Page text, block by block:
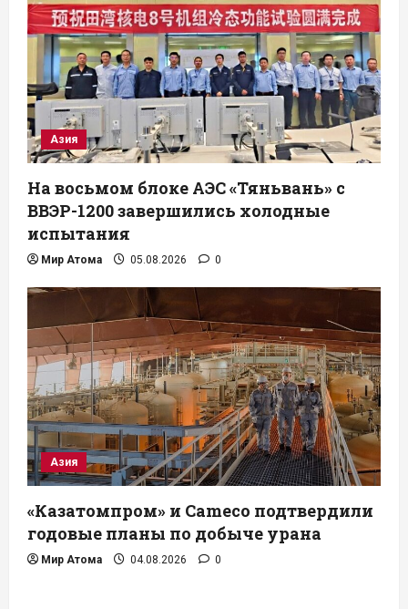
Азия
На восьмом блоке АЭС «Тяньвань» с
ВВЭР-1200 завершились холодные
испытания
Мир Атома 05.08.2026 0
Азия
«Казатомпром» и Cameco подтвердили
годовые планы по добыче урана
Мир Атома 04.08.2026 0